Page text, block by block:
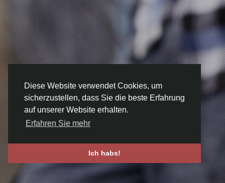
Diese Website verwendet Cookies, um
sicherzustellen, dass Sie die beste Erfahrung
auf unserer Website erhalten.
Erfahren Sie mehr
Ich habs!